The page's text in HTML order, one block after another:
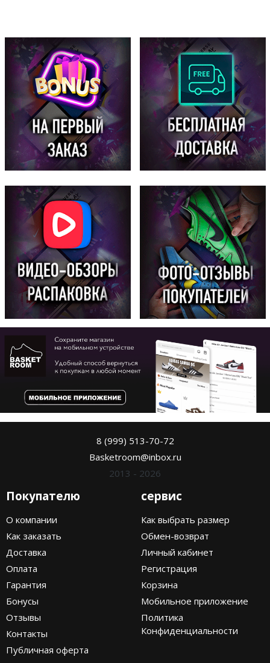
8 (999) 513-70-72
Basketroom@inbox.ru
2013 - 2026
Покупателю
О компании
Как заказать
Доставка
Оплата
Гарантия
Бонусы
Отзывы
Контакты
Публичная оферта
сервис
Как выбрать размер
Обмен-возврат
Личный кабинет
Регистрация
Корзина
Мобильное приложение
Политика
Конфиденциальности